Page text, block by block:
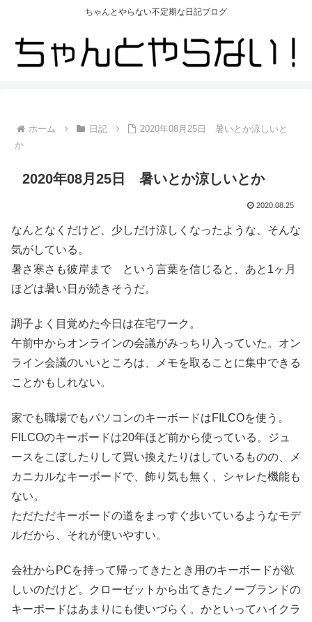
ちゃんとやらない不定期な日記ブログ
ホーム 日記
2020年08月25日 暑いとか涼しいと
か
2020年08月25日 暑いとか涼しいとか
2020.08.25
なんとなくだけど、少しだけ涼しくなったような、そんな
気がしている。
暑さ寒さも彼岸まで という言葉を信じると、あと1ヶ月
ほどは暑い日が続きそうだ。
調子よく目覚めた今日は在宅ワーク。
午前中からオンラインの会議がみっちり入っていた。オン
ライン会議のいいところは、メモを取ることに集中できる
ことかもしれない。
家でも職場でもパソコンのキーボードはFILCOを使う。
FILCOのキーボードは20年ほど前から使っている。ジュ
ースをこぼしたりして買い換えたりはしているものの、メ
カニカルなキーボードで、飾り気も無く、シャレた機能も
ない。
ただただキーボードの道をまっすぐ歩いているようなモデ
ルだから、それが使いやすい。
会社からPCを持って帰ってきたとき用のキーボードが欲
しいのだけど。クローゼットから出てきたノーブランドの
キーボードはあまりにも使いづらく。かといってハイクラ